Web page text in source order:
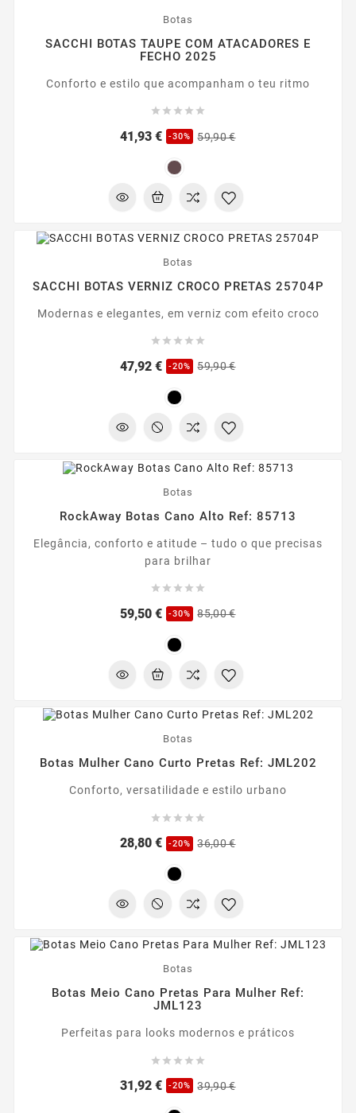
Botas
SACCHI BOTAS TAUPE COM ATACADORES E
FECHO 2025
Conforto e estilo que acompanham o teu ritmo
    
41,93 € -30% 59,90 €
Botas
SACCHI BOTAS VERNIZ CROCO PRETAS 25704P
Modernas e elegantes, em verniz com efeito croco
    
47,92 € -20% 59,90 €Preço
Preço
Botas
RockAway Botas Cano Alto Ref: 85713
Elegância, conforto e atitude – tudo o que precisas
para brilhar
    
59,50 € -30% 85,00 €Preço
Preço
Botas
Botas Mulher Cano Curto Pretas Ref: JML202
Conforto, versatilidade e estilo urbano
    
28,80 € -20% 36,00 €Preço
Preço
Botas
Botas Meio Cano Pretas Para Mulher Ref:
JML123
Perfeitas para looks modernos e práticos
    
31,92 € -20% 39,90 €Preço
Preço